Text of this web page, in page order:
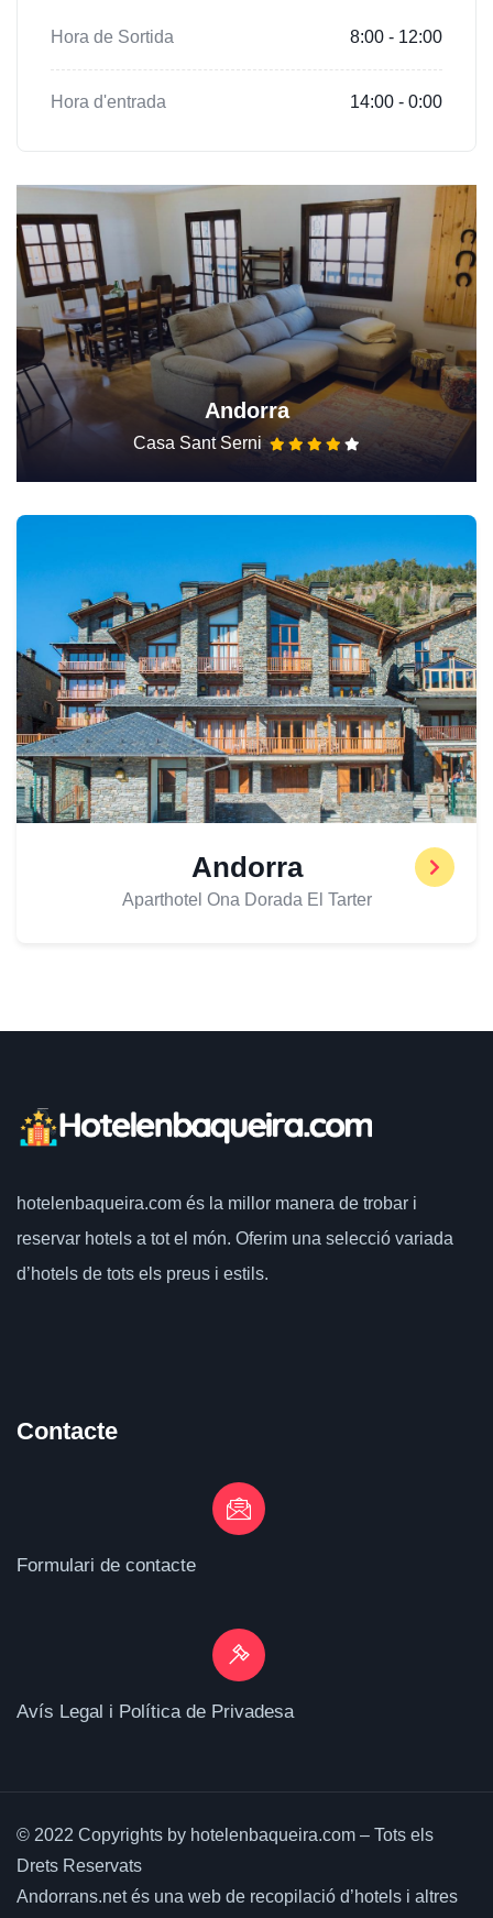
Hora de Sortida 8:00 - 12:00
Hora d'entrada 14:00 - 0:00
Andorra
Casa Sant Serni
Andorra
Aparthotel Ona Dorada El Tarter
hotelenbaqueira.com és la millor manera de trobar i
reservar hotels a tot el món. Oferim una selecció variada
d’hotels de tots els preus i estils.
Contacte
Formulari de contacte
Avís Legal i Política de Privadesa
© 2022 Copyrights by hotelenbaqueira.com – Tots els
Drets Reservats
Andorrans.net és una web de recopilació d’hotels i altres